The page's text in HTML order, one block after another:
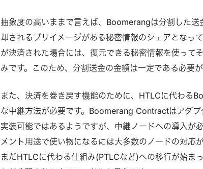
抽象度の高いままで言えば、Boomerangは分割した送
却されるプリイメージがある秘密情報のシェアとなっ
が決済された場合には、復元できる秘密情報を使って
みです。このため、分割送金の金額は一定である必要が
また、決済を巻き戻す機能のために、HTLCに代わる
な中継方法が必要です。Boomerang Contractはアダ
実装可能ではあるようですが、中継ノードへの導入が
メント用途で使い物になるには大多数のノードの対応
まだHTLCに代わる仕組み(PTLCなど)への移行が始ま